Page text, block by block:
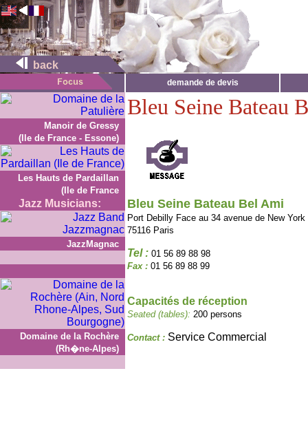
back
demande de devis
Manoir de Gressy
(Ile de France - Essone)
Les Hauts de Pardaillan
(Ile de France
Jazz Musicians:
JazzMagnac
Domaine de la Rochère
(Rh�ne-Alpes)
Bleu Seine Bateau
Bleu Seine Bateau Bel Ami
Port Debilly Face au 34 avenue de New York
75116 Paris
Tel : 01 56 89 88 98
Fax : 01 56 89 88 99
Capacités de réception
Seated (tables): 200 persons
Contact : Service Commercial